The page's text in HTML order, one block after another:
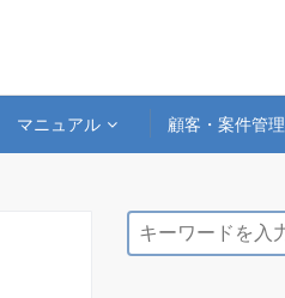
マニュアル 顧客・案件管理